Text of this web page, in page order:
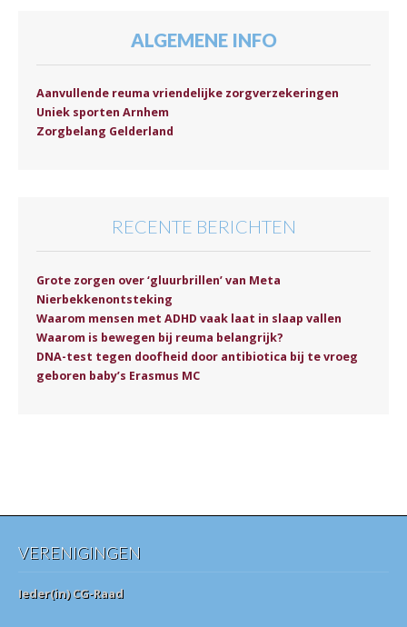
ALGEMENE INFO
Aanvullende reuma vriendelijke zorgverzekeringen
Uniek sporten Arnhem
Zorgbelang Gelderland
RECENTE BERICHTEN
Grote zorgen over ‘gluurbrillen’ van Meta
Nierbekkenontsteking
Waarom mensen met ADHD vaak laat in slaap vallen
Waarom is bewegen bij reuma belangrijk?
DNA-test tegen doofheid door antibiotica bij te vroeg
geboren baby’s Erasmus MC
VERENIGINGEN
Ieder(in) CG-Raad